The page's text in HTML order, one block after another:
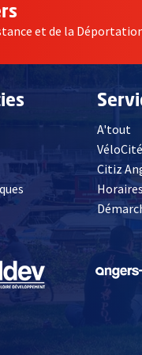
et de la Déportation
fenêtre
A'tout
VéloCité
Citiz
, Ouvre une